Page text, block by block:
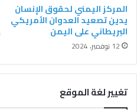
المركز اليمني لحقوق الإنسان
يدين تصعيد العدوان الأمريكي
البريطاني على اليمن
12 نوفمبر، 2024
تغيير لغة الموقع